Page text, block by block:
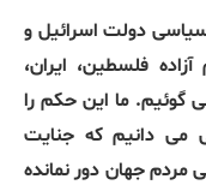
دولت اسرائیل و
فلسطین، ایران،
گوئیم. ما این حکم را
می دانیم که جنایت
مردم جهان دور نمانده